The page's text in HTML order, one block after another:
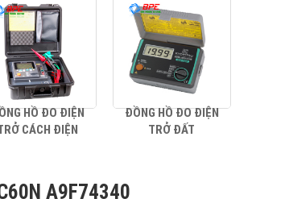
HỒ ĐO ĐIỆN
CÁCH ĐIỆN
ĐỒNG HỒ ĐO ĐIỆN
TRỞ ĐẤT
A9F74340